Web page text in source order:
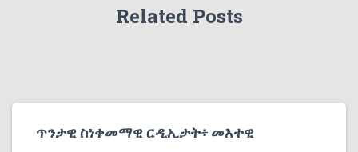
Related Posts
ጥንታዊ ስነቀመማዊ ርዲኢታት፥ መእተዊ